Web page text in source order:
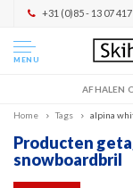
+31 (0)85 - 13 07 417
MENU
AFHALEN
Home Tags alpina
Producten
snowboardbril